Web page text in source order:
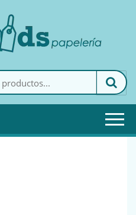
My Goods es tu papelería
online de confianza. Podrás
encontrar todo lo necesario